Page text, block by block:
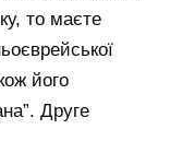
то маєте
його
Друге